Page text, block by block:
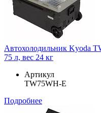
Автохолодильник Kyoda
75 л, вес 24 кг
Артикул
TW75WH-E
Подробнее